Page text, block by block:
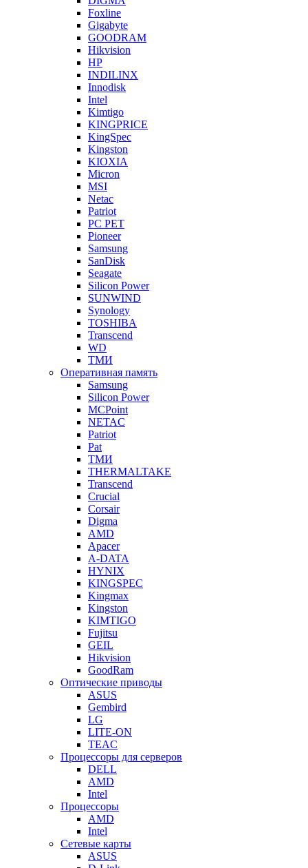
Foxline
Gigabyte
GOODRAM
Hikvision
HP
INDILINX
Innodisk
Intel
Kimtigo
KINGPRICE
KingSpec
Kingston
KIOXIA
Micron
MSI
Netac
Patriot
PC PET
Pioneer
Samsung
SanDisk
Seagate
Silicon Power
SUNWIND
Synology
TOSHIBA
Transcend
WD
ТМИ
Оперативная память
Samsung
Silicon Power
MCPoint
NETAC
Patriot
Pat
ТМИ
THERMALTAKE
Transcend
Crucial
Corsair
Digma
AMD
Apacer
A-DATA
HYNIX
KINGSPEC
Kingmax
Kingston
KIMTIGO
Fujitsu
GEIL
Hikvision
GoodRam
Оптические приводы
ASUS
Gembird
LG
LITE-ON
TEAC
Процессоры для серверов
DELL
AMD
Intel
Процессоры
AMD
Intel
Сетевые карты
ASUS